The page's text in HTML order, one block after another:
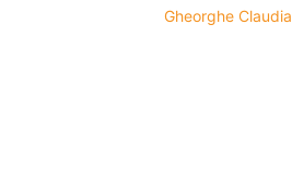
Gheorghe Claudia